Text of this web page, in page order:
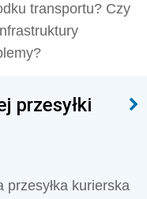
transportu? Czy
przesyłki
kurierska